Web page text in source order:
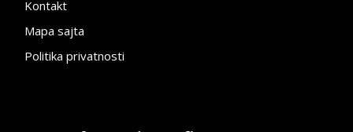
Kontakt
Mapa sajta
Politika privatnosti